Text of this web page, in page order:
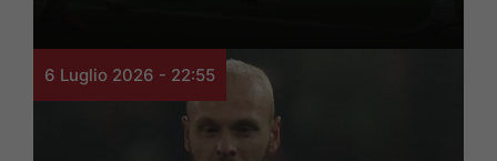
6 Luglio 2026 - 22:55